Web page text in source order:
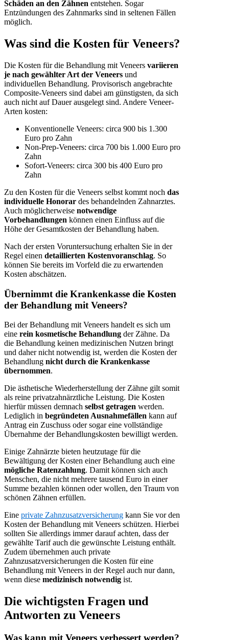
Schäden an den Zähnen entstehen. Sogar
Entzündungen des Zahnmarks sind in seltenen Fällen
möglich.
Was sind die Kosten für Veneers?
Die Kosten für die Behandlung mit Veneers variieren
je nach gewählter Art der Veneers und
individuellen Behandlung. Provisorisch angebrachte
Composite-Veneers sind dabei am günstigsten, da sich
auch nicht auf Dauer ausgelegt sind. Andere Veneer-
Arten kosten:
Konventionelle Veneers: circa 900 bis 1.300
Euro pro Zahn
Non-Prep-Veneers: circa 700 bis 1.000 Euro pro
Zahn
Sofort-Veneers: circa 300 bis 400 Euro pro
Zahn
Zu den Kosten für die Veneers selbst kommt noch das
individuelle Honorar des behandelnden Zahnarztes.
Auch möglicherweise notwendige
Vorbehandlungen können einen Einfluss auf die
Höhe der Gesamtkosten der Behandlung haben.
Nach der ersten Voruntersuchung erhalten Sie in der
Regel einen detaillierten Kostenvoranschlag. So
können Sie bereits im Vorfeld die zu erwartenden
Kosten abschätzen.
Übernimmt die Krankenkasse die Kosten
der Behandlung mit Veneers?
Bei der Behandlung mit Veneers handelt es sich um
eine rein kosmetische Behandlung der Zähne. Da
die Behandlung keinen medizinischen Nutzen bringt
und daher nicht notwendig ist, werden die Kosten der
Behandlung nicht durch die Krankenkasse
übernommen.
Die ästhetische Wiederherstellung der Zähne gilt somit
als reine privatzahnärztliche Leistung. Die Kosten
hierfür müssen demnach selbst getragen werden.
Lediglich in begründeten Ausnahmefällen kann auf
Antrag ein Zuschuss oder sogar eine vollständige
Übernahme der Behandlungskosten bewilligt werden.
Einige Zahnärzte bieten heutzutage für die
Bewältigung der Kosten einer Behandlung auch eine
mögliche Ratenzahlung. Damit können sich auch
Menschen, die nicht mehrere tausend Euro in einer
Summe bezahlen können oder wollen, den Traum von
schönen Zähnen erfüllen.
Eine private Zahnzusatzversicherung kann Sie vor den
Kosten der Behandlung mit Veneers schützen. Hierbei
sollten Sie allerdings immer darauf achten, dass der
gewählte Tarif auch die gewünschte Leistung enthält.
Zudem übernehmen auch private
Zahnzusatzversicherungen die Kosten für eine
Behandlung mit Veneers in der Regel auch nur dann,
wenn diese medizinisch notwendig ist.
Die wichtigsten Fragen und
Antworten zu Veneers
Was kann mit Veneers verbessert werden?